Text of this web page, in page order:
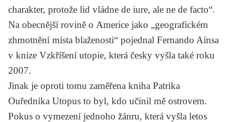
charakter, protože lid vládne de iure, ale ne de facto“.
Na obecnější rovině o Americe jako „geografickém
zhmotnění místa blaženosti“ pojednal Fernando Aínsa
v knize Vzkříšení utopie, která česky vyšla také roku
2007.
Jinak je oproti tomu zaměřena kniha Patrika
Ouředníka Utopus to byl, kdo učinil mě ostrovem.
Pokus o vymezení jednoho žánru, která vyšla letos